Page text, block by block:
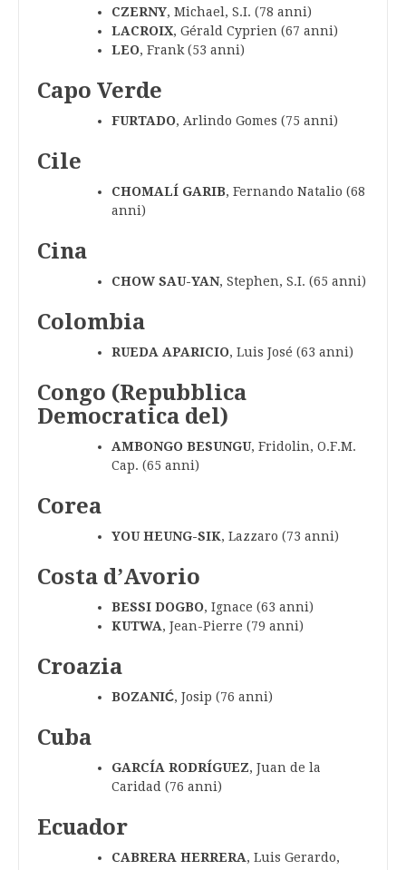
CZERNY, Michael, S.I. (78 anni)
LACROIX, Gérald Cyprien (67 anni)
LEO, Frank (53 anni)
Capo Verde
FURTADO, Arlindo Gomes (75 anni)
Cile
CHOMALÍ GARIB, Fernando Natalio (68
anni)
Cina
CHOW SAU-YAN, Stephen, S.I. (65 anni)
Colombia
RUEDA APARICIO, Luis José (63 anni)
Congo (Repubblica
Democratica del)
AMBONGO BESUNGU, Fridolin, O.F.M.
Cap. (65 anni)
Corea
YOU HEUNG-SIK, Lazzaro (73 anni)
Costa d’Avorio
BESSI DOGBO, Ignace (63 anni)
KUTWA, Jean-Pierre (79 anni)
Croazia
BOZANIĆ, Josip (76 anni)
Cuba
GARCÍA RODRÍGUEZ, Juan de la
Caridad (76 anni)
Ecuador
CABRERA HERRERA, Luis Gerardo,